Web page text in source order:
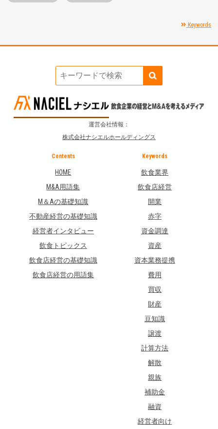
Keywords
運営会社情報：
株式会社ナシエルホールディングス
Contents
HOME
M&A用語集
M＆Aの基礎知識
不動産経営の基礎知識
経営者インタビュー
飲食トピックス
飲食店経営の基礎知識
飲食店経営の用語集
Keywords
飲食業界
飲食店経営
開業
赤字
資金調達
資産
資本業務提携
費用
買収
財産
豆知識
譲渡
計算方法
解散
親族
補助金
融資
経営者向け